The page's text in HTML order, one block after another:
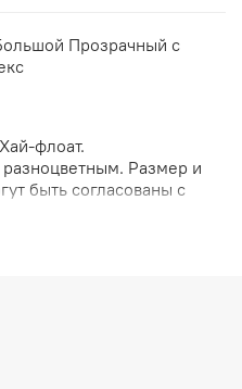
Прозрачный с
флоат.
Размер и
быть согласованы с